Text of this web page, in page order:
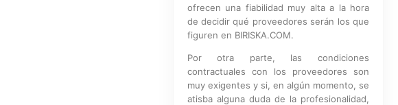
ofrecen una fiabilidad muy alta a la hora
de decidir qué proveedores serán los que
figuren en BIRISKA.COM.
Por otra parte, las condiciones
contractuales con los proveedores son
muy exigentes y si, en algún momento, se
atisba alguna duda de la profesionalidad,